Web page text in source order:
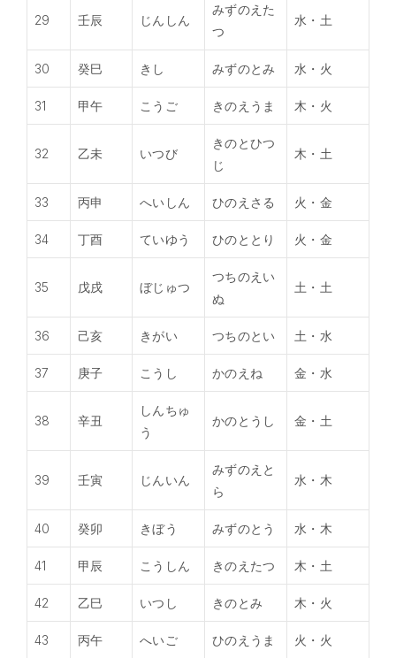
29 壬辰 じんしん
みずのえた
つ
水・土
30 癸巳 きし みずのとみ 水・火
31 甲午 こうご きのえうま 木・火
32 乙未 いつび
きのとひつ
じ
木・土
33 丙申 へいしん ひのえさる 火・金
34 丁酉 ていゆう ひのととり 火・金
35 戊戌 ぼじゅつ
つちのえい
ぬ
土・土
36 己亥 きがい つちのとい 土・水
37 庚子 こうし かのえね 金・水
38 辛丑
しんちゅ
う
かのとうし 金・土
39 壬寅 じんいん
みずのえと
ら
水・木
40 癸卯 きぼう みずのとう 水・木
41 甲辰 こうしん きのえたつ 木・土
42 乙巳 いつし きのとみ 木・火
43 丙午 へいご ひのえうま 火・火